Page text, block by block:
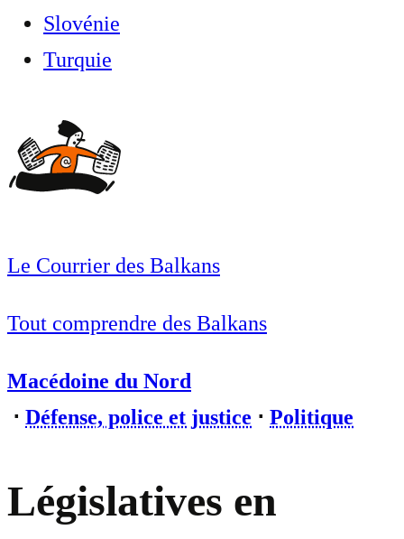
Slovénie
Turquie
Le Courrier des Balkans
Tout comprendre des Balkans
Macédoine du Nord
⋅ Défense, police et justice ⋅ Politique
Législatives en